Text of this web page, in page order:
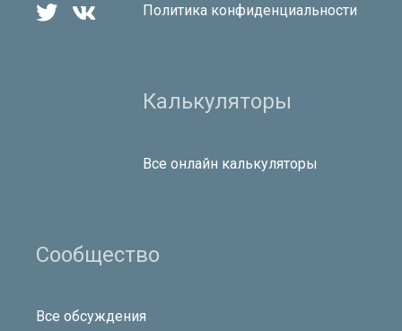
 
Политика конфиденциальности
Калькуляторы
Все онлайн калькуляторы
Сообщество
Все обсуждения